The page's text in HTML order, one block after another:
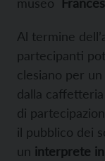
Al termine
partecipanti
clesiano per un
dalla
di
il pubblico dei
un interprete in